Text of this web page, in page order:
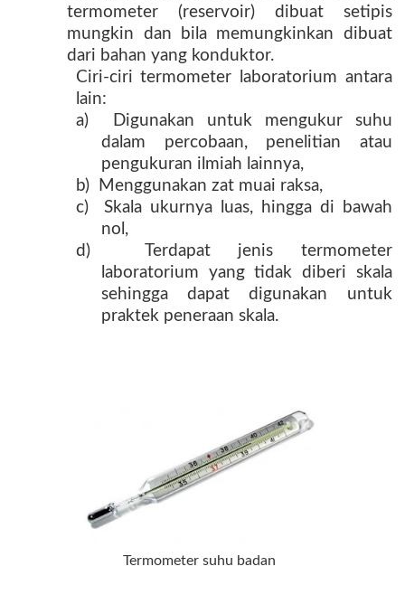
termometer (reservoir) dibuat setipis
mungkin dan bila memungkinkan dibuat
dari bahan yang konduktor.
Ciri-ciri termometer laboratorium antara
lain:
a) Digunakan untuk mengukur suhu
dalam percobaan, penelitian atau
pengukuran ilmiah lainnya,
b) Menggunakan zat muai raksa,
c) Skala ukurnya luas, hingga di bawah
nol,
d) Terdapat jenis termometer
laboratorium yang tidak diberi skala
sehingga dapat digunakan untuk
praktek peneraan skala.
Termometer suhu badan